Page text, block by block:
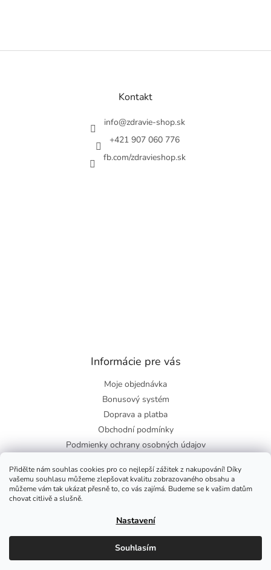
Přidělte nám souhlas cookies pro co nejlepší zážitek z nakupování! Díky
vašemu souhlasu můžeme zlepšovat kvalitu zobrazovaného obsahu a
můžeme vám tak ukázat přesně to, co vás zajímá. Budeme se k vašim datům
chovat citlivě a slušně.
Nastavení
Souhlasím
Z
Kontakt
info@zdravie-shop.sk
+421 907 060 776
fb.com/zdravieshop.sk
Informácie pre vás
Moje objednávka
Bonusový systém
Doprava a platba
Obchodní podmínky
Podmienky ochrany osobných údajov
Blog
Facebook